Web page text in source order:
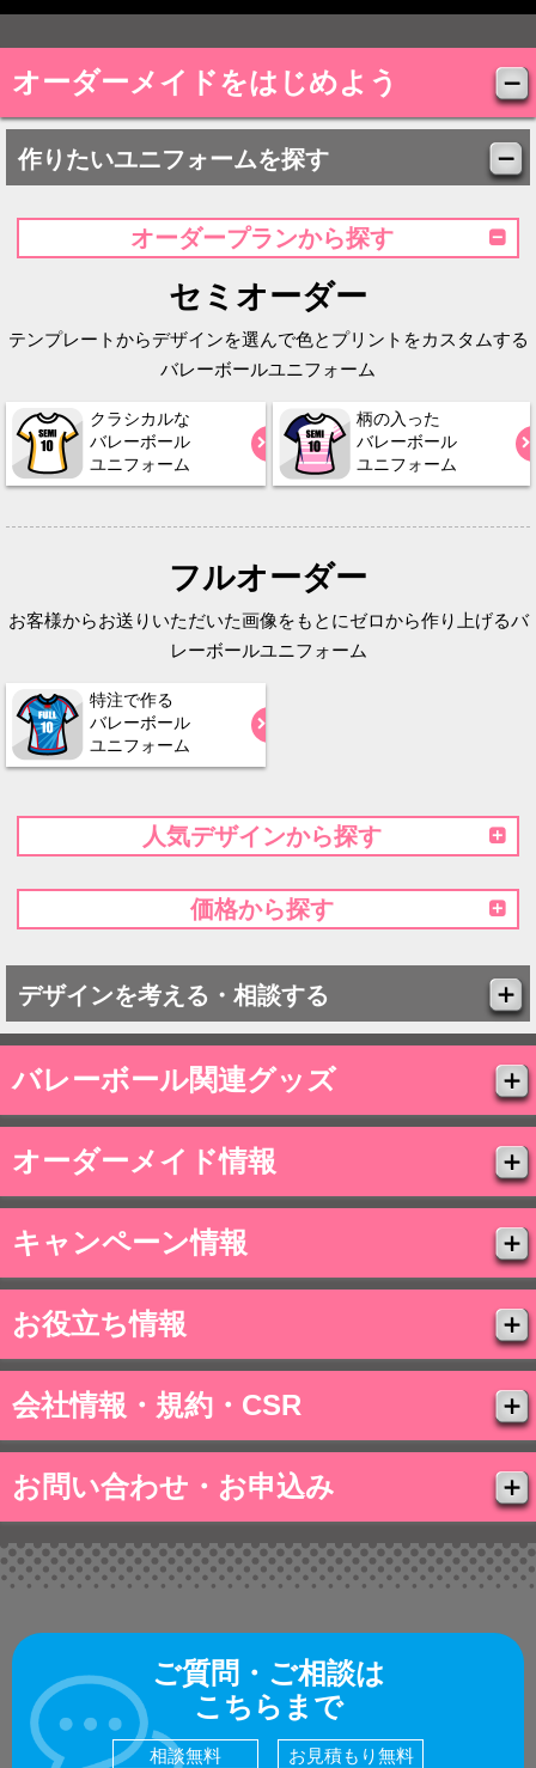
オーダーメイドをはじめよう
作りたいユニフォームを探す
オーダープランから探す
セミオーダー
テンプレートからデザインを選んで色とプリントをカスタムする
バレーボールユニフォーム
クラシカルな
バレーボール
ユニフォーム
柄の入った
バレーボール
ユニフォーム
フルオーダー
お客様からお送りいただいた画像をもとにゼロから作り上げるバ
レーボールユニフォーム
特注で作る
バレーボール
ユニフォーム
人気デザインから探す
価格から探す
デザインを考える・相談する
バレーボール関連グッズ
オーダーメイド情報
キャンペーン情報
お役立ち情報
会社情報・規約・CSR
お問い合わせ・お申込み
ご質問・ご相談は
こちらまで
相談無料 お見積もり無料